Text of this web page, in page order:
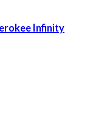
Infinity